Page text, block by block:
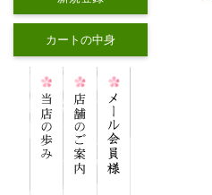
カートの中身